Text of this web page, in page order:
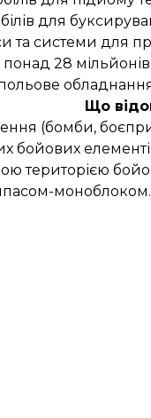
для
та системи для
28 мільйонів
Що
(бомби,
бойових
територією
моноблоком.